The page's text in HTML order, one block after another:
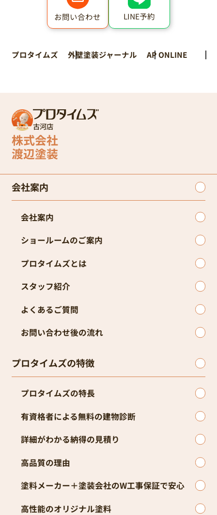
お問い合わせ LINE予約
プロタイムズ 外壁塗装ジャーナル AP ONLINE
古河店
株式会社
渡辺塗装
会社案内
会社案内
ショールームのご案内
プロタイムズとは
スタッフ紹介
よくあるご質問
お問い合わせ後の流れ
プロタイムズの特徴
プロタイムズの特長
有資格者による無料の建物診断
詳細がわかる納得の見積り
高品質の理由
塗料メーカー＋塗装会社のW工事保証で安心
高性能のオリジナル塗料